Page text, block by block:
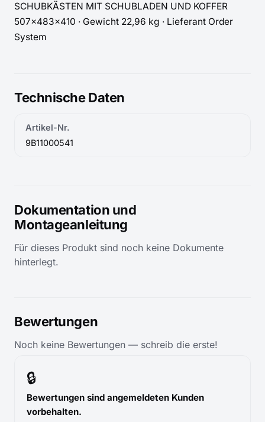
SCHUBKÄSTEN MIT SCHUBLADEN UND KOFFER
507x483x410 · Gewicht 22,96 kg · Lieferant Order
System
Technische Daten
Artikel-Nr.
9B11000541
Dokumentation und
Montageanleitung
Für dieses Produkt sind noch keine Dokumente
hinterlegt.
Bewertungen
Noch keine Bewertungen — schreib die erste!
🔒
Bewertungen sind angemeldeten Kunden
vorbehalten.